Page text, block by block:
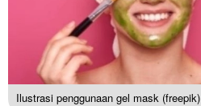
Ilustrasi penggunaan gel mask (freepik)